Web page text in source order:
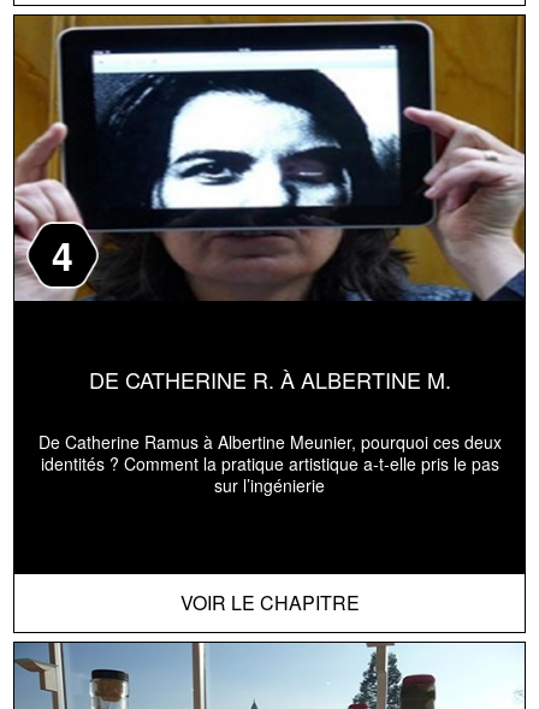
4
DE CATHERINE R. À ALBERTINE M.
De Catherine Ramus à Albertine Meunier, pourquoi ces deux
identités ? Comment la pratique artistique a-t-elle pris le pas
sur l’ingénierie
VOIR LE CHAPITRE